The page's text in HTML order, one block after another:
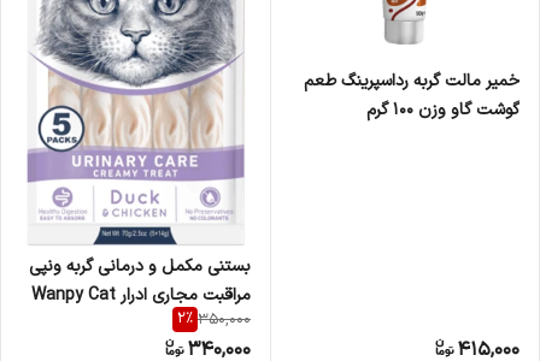
خمیر مالت گربه رداسپرینگ طعم
گوشت گاو وزن ۱۰۰ گرم
415,000
بستنی مکمل و درمانی گربه ونپی
مراقبت مجاری ادرار Wanpy Cat
5 عددی
350,000
2%
340,000